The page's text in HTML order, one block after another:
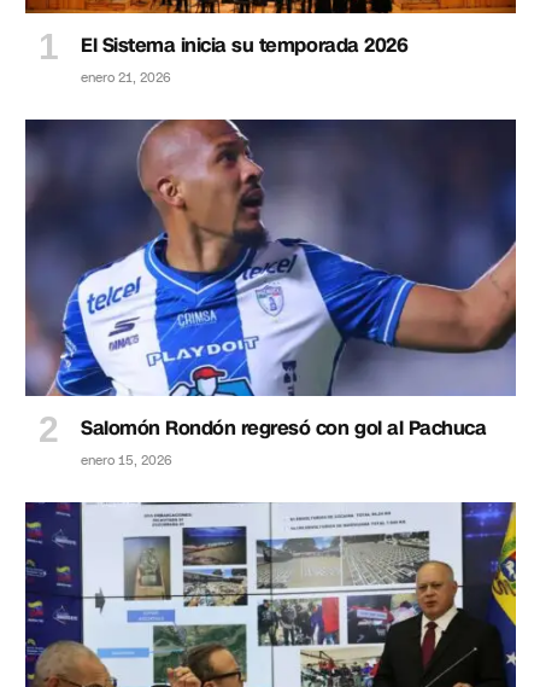
El Sistema inicia su temporada 2026
enero 21, 2026
Salomón Rondón regresó con gol al Pachuca
enero 15, 2026